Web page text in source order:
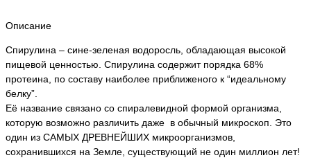
Описание
Спирулина – сине-зеленая водоросль, обладающая высокой
пищевой ценностью. Спирулина содержит порядка 68%
протеина, по составу наиболее приближеного к “идеальному
белку”.
Её название связано со спиралевидной формой организма,
которую возможно различить даже в обычный микроскоп. Это
один из САМЫХ ДРЕВНЕЙШИХ микроорганизмов,
сохранившихся на Земле, существующий не один миллион лет!